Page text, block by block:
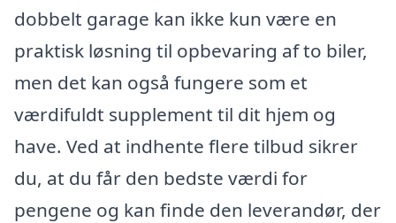
dobbelt garage kan ikke kun være en
praktisk løsning til opbevaring af to biler,
men det kan også fungere som et
værdifuldt supplement til dit hjem og
have. Ved at indhente flere tilbud sikrer
du, at du får den bedste værdi for
pengene og kan finde den leverandør, der